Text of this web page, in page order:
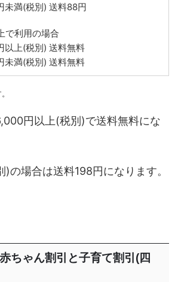
未満(税別) 送料88円
で利用の場合
以上(税別) 送料無料
未満(税別) 送料無料
円以上(税別)で送料無料にな
の場合は送料198円になります。
ちゃん割引と子育て割引(四